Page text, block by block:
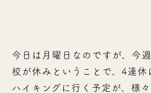
今日は月曜日なのですが、今
校が休みということで、4連休
ハイキングに行く予定が、様